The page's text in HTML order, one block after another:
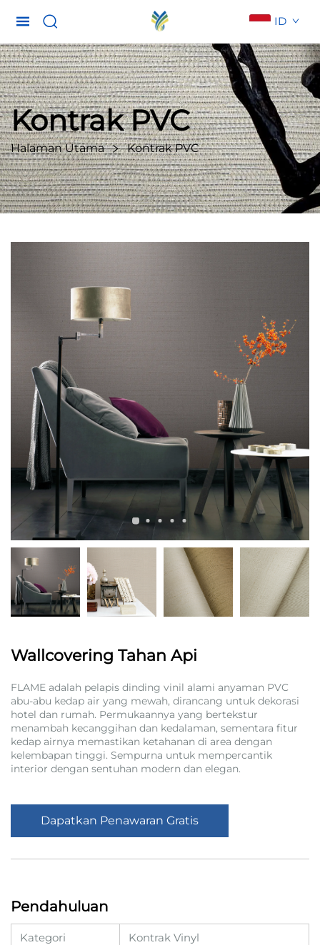
ID
Kontrak PVC
Halaman Utama Kontrak PVC
Wallcovering Tahan Api
FLAME adalah pelapis dinding vinil alami anyaman PVC
abu-abu kedap air yang mewah, dirancang untuk dekorasi
hotel dan rumah. Permukaannya yang bertekstur
menambah kecanggihan dan kedalaman, sementara fitur
kedap airnya memastikan ketahanan di area dengan
kelembapan tinggi. Sempurna untuk mempercantik
interior dengan sentuhan modern dan elegan.
Dapatkan Penawaran Gratis
Pendahuluan
Kategori
Kontrak Vinyl